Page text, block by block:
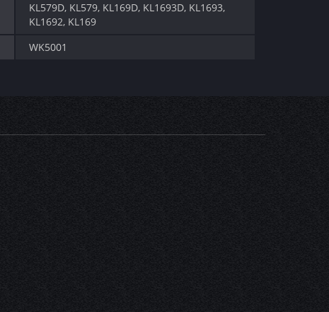
KL579D, KL579, KL169D, KL1693D, KL1693,
KL1692, KL169
WK5001